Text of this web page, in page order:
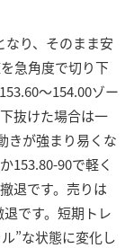
り、そのまま安
急角度で切り下
～154.00ゾー
抜けた場合は一
きが強まり易くな
153.80-90で軽く
退です。売りは
です。短期トレ
”な状態に変化し